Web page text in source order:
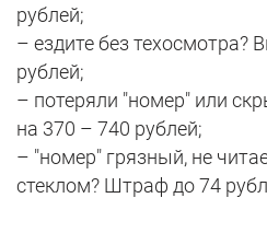
рублей;
– ездите без техосмотра?
рублей;
– потеряли "номер" или
на 370 – 740 рублей;
– "номер" грязный, не
стеклом? Штраф до 74